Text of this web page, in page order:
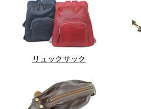
リュックサック